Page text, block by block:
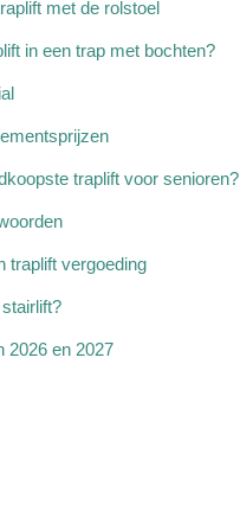
met de rolstoel
in een trap met bochten?
traplift voor senioren?
traplift vergoeding
2026 en 2027